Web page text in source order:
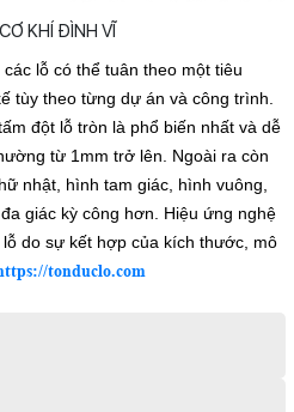
lỗ có thể tuân theo một tiêu
tùy theo từng dự án và công trình.
đột lỗ tròn là phổ biến nhất và dễ
từ 1mm trở lên. Ngoài ra còn
nhật, hình tam giác, hình vuông,
giác kỳ công hơn. Hiệu ứng nghệ
do sự kết hợp của kích thước, mô
tonduclo.com